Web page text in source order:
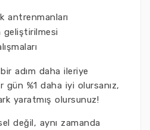
antrenmanları
geliştirilmesi
adım daha ileriye
gün %1 daha iyi olursanız,
yaratmış olursunuz!
değil, aynı zamanda